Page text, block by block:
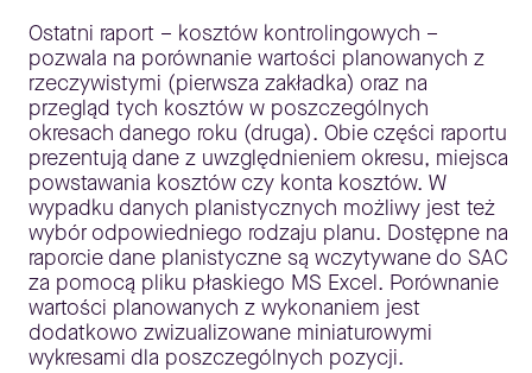
Ostatni raport – kosztów kontrolingowych –
pozwala na porównanie wartości planowanych z
rzeczywistymi (pierwsza zakładka) oraz na
przegląd tych kosztów w poszczególnych
okresach danego roku (druga). Obie części raportu
prezentują dane z uwzględnieniem okresu, miejsca
powstawania kosztów czy konta kosztów. W
wypadku danych planistycznych możliwy jest też
wybór odpowiedniego rodzaju planu. Dostępne na
raporcie dane planistyczne są wczytywane do SAC
za pomocą pliku płaskiego MS Excel. Porównanie
wartości planowanych z wykonaniem jest
dodatkowo zwizualizowane miniaturowymi
wykresami dla poszczególnych pozycji.